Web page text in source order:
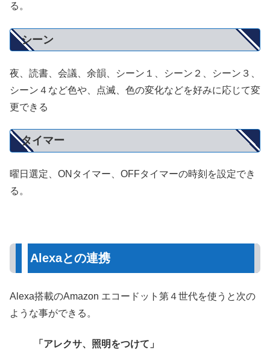
る。
シーン
夜、読書、会議、余韻、シーン１、シーン２、シーン３、
シーン４など色や、点滅、色の変化などを好みに応じて変
更できる
タイマー
曜日選定、ONタイマー、OFFタイマーの時刻を設定でき
る。
Alexaとの連携
Alexa搭載のAmazon エコードット第４世代を使うと次の
ような事ができる。
「アレクサ、照明をつけて」